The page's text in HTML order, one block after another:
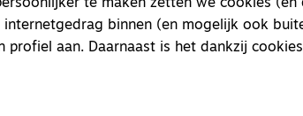
te maken zetten we cookies
binnen (en mogelijk ook
aan. Daarnaast is het dankzij